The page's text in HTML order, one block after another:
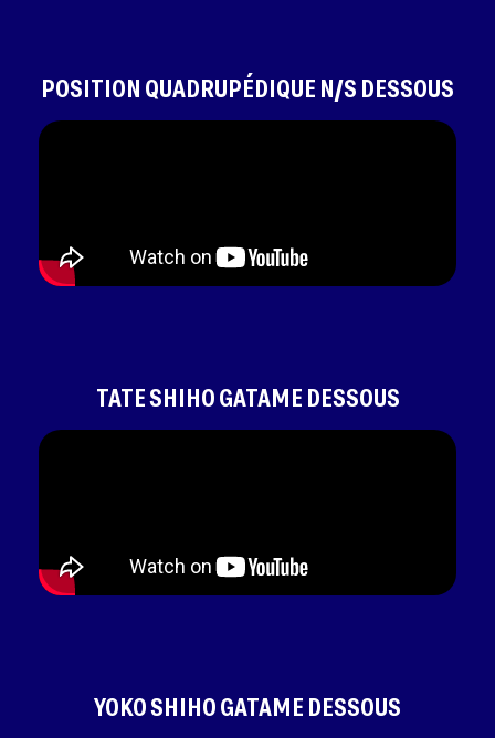
POSITION QUADRUPÉDIQUE N/S DESSOUS
TATE SHIHO GATAME DESSOUS
YOKO SHIHO GATAME DESSOUS